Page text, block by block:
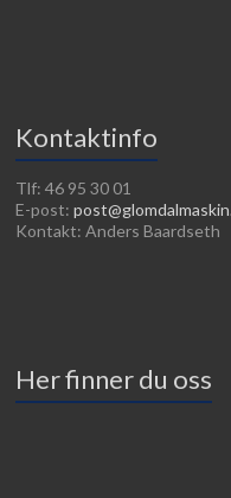
Kontaktinfo
Tlf: 46 95 30 01
E-post:
Kontakt: Anders Baardseth
Her finner du oss